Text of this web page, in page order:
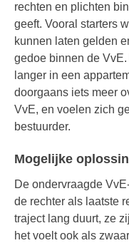
rechten en plichten
geeft. Vooral starters
kunnen laten gelden
gedoe binnen de
langer in een
doorgaans iets meer
VvE, en voelen zich
bestuurder.
Mogelijke
De ondervraagde
de rechter als laatste
traject lang duurt, ze
het voelt ook als